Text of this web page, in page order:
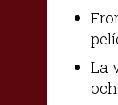
La